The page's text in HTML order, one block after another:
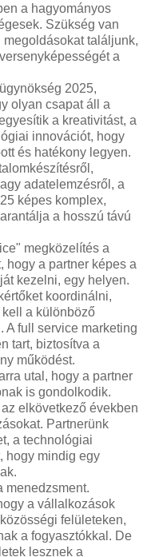
a hagyományos
Szükség van
találjunk,
a
2025,
olyan csapat áll a
a kreativitást, a
innovációt, hogy
és hatékony legyen.
adatelemzésről, a
képes komplex,
a hosszú távú
megközelítés a
hogy a partner képes a
kezelni, egy helyen.
koordinálni,
a különböző
full service marketing
tart, biztosítva a
működést.
utal, hogy a partner
is gondolkodik.
elkövetkező években
Partnerünk
a technológiai
hogy mindig egy
menedzsment.
a vállalkozások
felületeken,
a fogyasztókkal. De
lesznek a